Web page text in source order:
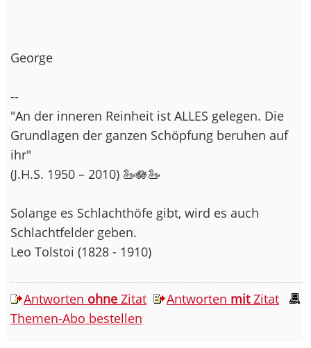
George
--
"An der inneren Reinheit ist ALLES gelegen. Die
Grundlagen der ganzen Schöpfung beruhen auf
ihr"
(J.H.S. 1950 – 2010) 🦢🪷🦢
Solange es Schlachthöfe gibt, wird es auch
Schlachtfelder geben.
Leo Tolstoi (1828 - 1910)
Antworten ohne Zitat Antworten mitZitat
Themen-Abo bestellen